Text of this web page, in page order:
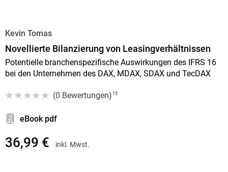
Kevin Tomas
Novellierte Bilanzierung von Leasingverhältnissen
Potentielle branchenspezifische Auswirkungen des IFRS 16
bei den Unternehmen des DAX, MDAX, SDAX und TecDAX
(0 Bewertungen) 15
eBook pdf
36,99 € inkl. Mwst.